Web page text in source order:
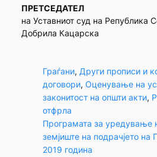
ПРЕТСЕДАТЕЛ
на Уставниот суд на Република
Добрила Кацарска
Граѓани, Други прописи и
договори, Оценување на
законитост на општи акти,
отфрла
Програмата за уредување
земјиште на подрачјето на
2019 година